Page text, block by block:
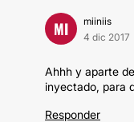
MI
miiniis
4 dic 2017
Ahhh y aparte
inyectado, para
Responder